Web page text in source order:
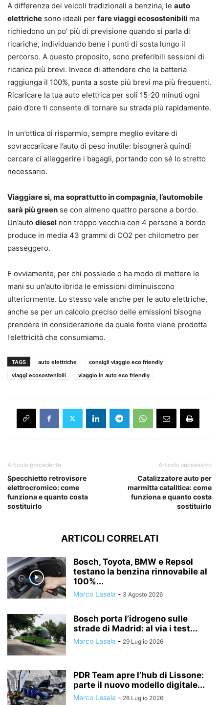
A differenza dei veicoli tradizionali a benzina, le auto
elettriche sono ideali per fare viaggi ecosostenibili ma
richiedono un po’ più di previsione quando si parla di
ricariche, individuando bene i punti di sosta lungo il
percorso. A questo proposito, sono preferibili sessioni di
ricarica più brevi. Invece di attendere che la batteria
raggiunga il 100%, punta a soste più brevi ma più frequenti.
Ricaricare la tua auto elettrica per soli 15-20 minuti ogni
paio d’ore ti consente di tornare su strada più rapidamente.
In un’ottica di risparmio, sempre meglio evitare di
sovraccaricare l’auto di peso inutile: bisognerà quindi
cercare ci alleggerire i bagagli, portando con sé lo stretto
necessario.
Viaggiare sì, ma soprattutto in compagnia, l’automobile
sarà più green se con almeno quattro persone a bordo.
Un’auto diesel non troppo vecchia con 4 persone a bordo
produce in media 43 grammi di CO2 per chilometro per
passeggero.
E ovviamente, per chi possiede o ha modo di mettere le
mani su un’auto ibrida le emissioni diminuiscono
ulteriormente. Lo stesso vale anche per le auto elettriche,
anche se per un calcolo preciso delle emissioni bisogna
prendere in considerazione da quale fonte viene prodotta
l’elettricità che consumiamo.
TAGS auto elettriche
consigli viaggio eco friendly
viaggi ecosostenibili
viaggio in auto eco friendly
Articolo precedente
Specchietto retrovisore
elettrocromico: come
funziona e quanto costa
sostituirlo
Articolo successivo
Catalizzatore auto per
marmitta catalitica: come
funziona e quanto costa
sostituirlo
ARTICOLI CORRELATI
Bosch, Toyota, BMW e Repsol
testano la benzina rinnovabile al
100%...
Marco Lasala - 3 Agosto 2026
Bosch porta l’idrogeno sulle
strade di Madrid: al via i test...
Marco Lasala - 29 Luglio 2026
PDR Team apre l’hub di Lissone:
parte il nuovo modello digitale...
Marco Lasala - 28 Luglio 2026